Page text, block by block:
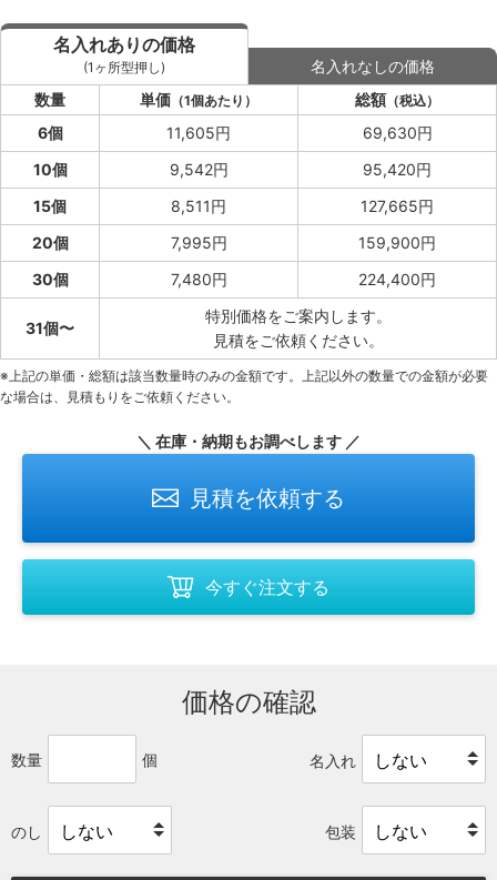
名入れありの価格
(1ヶ所型押し)
名入れなしの価格
数量
単価 （1個あたり） 総額 （税込）
6個 11,605円
69,630円
10個
9,542円
95,420円
15個
8,511円
127,665円
20個
7,995円
159,900円
30個
7,480円 224,400円
31個〜
特別価格をご案内します。
見積をご依頼ください。
※上記の単価・総額は該当数量時のみの金額です。上記以外の数量での金額が必要
な場合は、見積もりをご依頼ください。
＼ 在庫・納期もお調べします ／
見積を依頼する
今すぐ注文する
価格の確認
数量 個 名入れ
のし 包装